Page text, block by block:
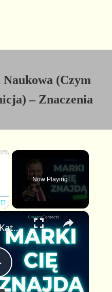
(Czym
– Znaczenia
×
u
l
c
r
Now Playing
×
Ten Darmowy Katalog Pozwala Markom Cię Znaleźć — Z Twoimi Stawkami Już Wyświetlonymi